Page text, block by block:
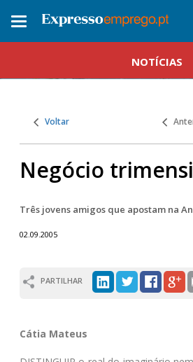
Toggle
NOTÍCIAS
Voltar
Negócio
Três jovens amigos que apostam na
02.09.2005
PARTILHAR
Cátia Mateus